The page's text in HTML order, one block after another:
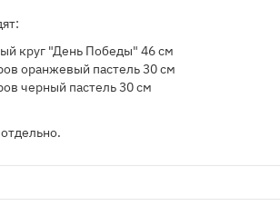
круг "День Победы" 46 см
оранжевый пастель 30 см
черный пастель 30 см